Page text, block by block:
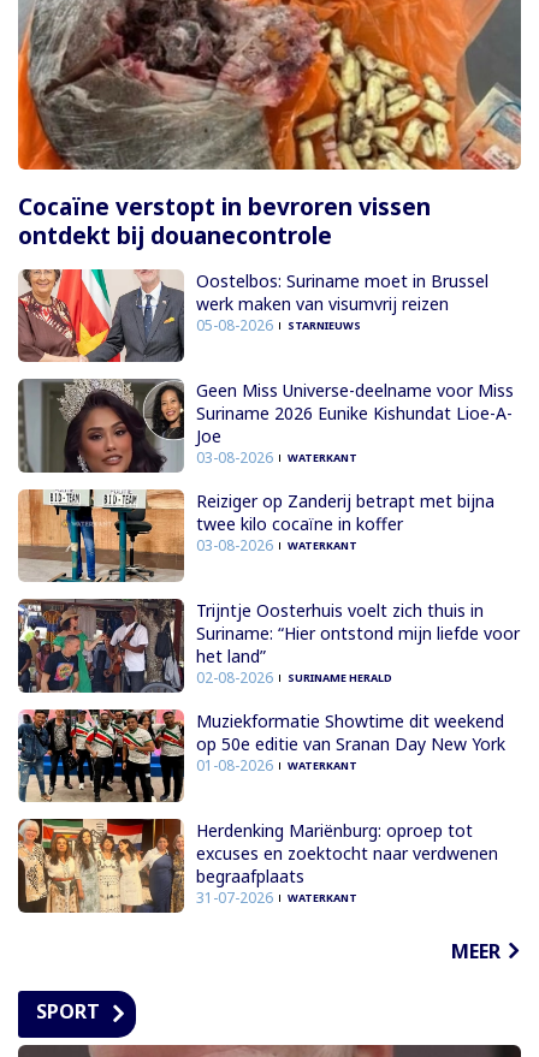
Cocaïne verstopt in bevroren vissen
ontdekt bij douanecontrole
Oostelbos: Suriname moet in Brussel
werk maken van visumvrij reizen
05-08-2026 STARNIEUWS
Geen Miss Universe-deelname voor Miss
Suriname 2026 Eunike Kishundat Lioe-A-
Joe
03-08-2026 WATERKANT
Reiziger op Zanderij betrapt met bijna
twee kilo cocaïne in koffer
03-08-2026 WATERKANT
Trijntje Oosterhuis voelt zich thuis in
Suriname: “Hier ontstond mijn liefde voor
het land”
02-08-2026 SURINAME HERALD
Muziekformatie Showtime dit weekend
op 50e editie van Sranan Day New York
01-08-2026 WATERKANT
Herdenking Mariënburg: oproep tot
excuses en zoektocht naar verdwenen
begraafplaats
31-07-2026 WATERKANT
MEER
SPORT